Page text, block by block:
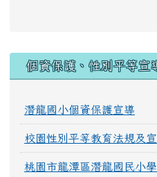
個資保護、性別平等宣
潛龍國小個資保護宣導
校園性別平等教育法規及
桃園市龍潭區潛龍國民小